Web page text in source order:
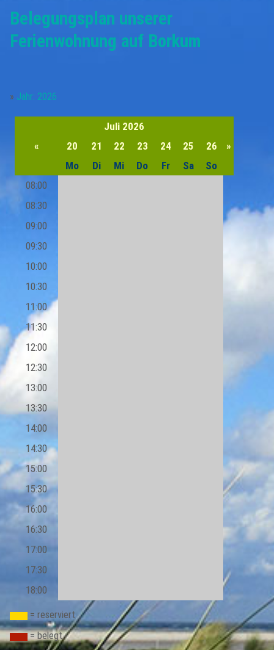
Saison & Preise
Anreise
Unsere Borkum-Tipps
Borkum kulinarisch
Borkum Wetter
Borkum - Ortsansichten
Türme und Seezeichen
Alte Inselansichten
Anfrageformular
Kleingedrucktes
Datenschutzerklärung
Partner
Belegungsplan unserer
Ferienwohnung auf Borkum
» Jahr: 2026
Juli 2026
«
20 21 22 23 24 25 26
»
Mo
Di Mi Do Fr Sa
So
08:00
08:30
09:00
09:30
10:00
10:30
11:00
11:30
12:00
12:30
13:00
13:30
14:00
14:30
15:00
15:30
16:00
16:30
17:00
17:30
18:00
= reserviert
= belegt